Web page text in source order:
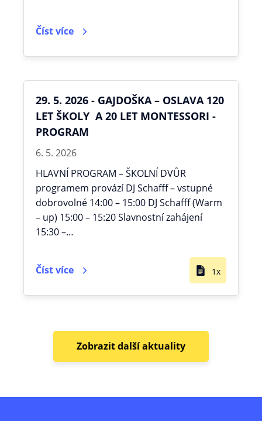
Číst více
29. 5. 2026 - GAJDOŠKA – OSLAVA 120
LET ŠKOLY A 20 LET MONTESSORI -
PROGRAM
6. 5. 2026
HLAVNÍ PROGRAM – ŠKOLNÍ DVŮR
programem provází DJ Schafff – vstupné
dobrovolné 14:00 – 15:00 DJ Schafff (Warm
– up) 15:00 – 15:20 Slavnostní zahájení
15:30 –…
Číst více 1x
Zobrazit další aktuality